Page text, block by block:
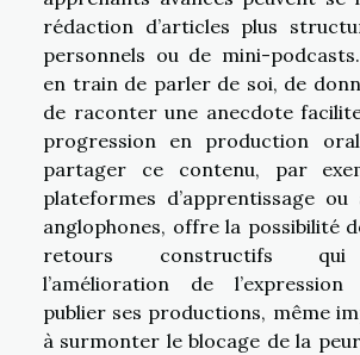
rédaction d’articles plus
personnels ou de mini-
en train de parler de soi, de
de raconter une anecdote
progression en production
partager ce contenu, par
plateformes d’apprentissage ou
anglophones, offre la possibilité
retours constructifs qui
l’amélioration de
publier ses productions, même
à surmonter le blocage de la